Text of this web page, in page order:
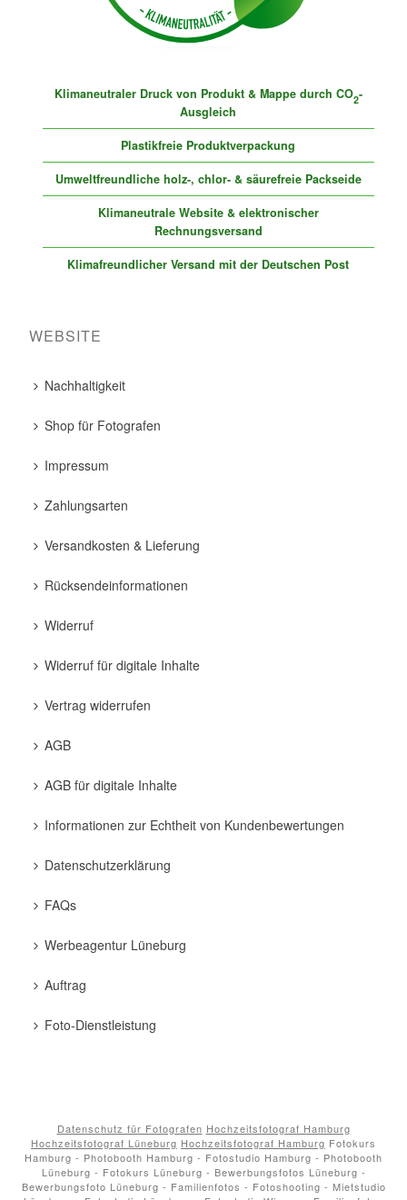
Klimaneutraler Druck von Produkt & Mappe durch CO2-
Ausgleich
Plastikfreie Produktverpackung
Umweltfreundliche holz-, chlor- & säurefreie Packseide
Klimaneutrale Website & elektronischer
Rechnungsversand
Klimafreundlicher Versand mit der Deutschen Post
WEBSITE
Nachhaltigkeit
Shop für Fotografen
Impressum
Zahlungsarten
Versandkosten & Lieferung
Rücksendeinformationen
Widerruf
Widerruf für digitale Inhalte
Vertrag widerrufen
AGB
AGB für digitale Inhalte
Informationen zur Echtheit von Kundenbewertungen
Datenschutzerklärung
FAQs
Werbeagentur Lüneburg
Auftrag
Foto-Dienstleistung
Datenschutz für Fotografen Hochzeitsfotograf Hamburg
Hochzeitsfotograf Lüneburg Hochzeitsfotograf Hamburg Fotokurs
Hamburg - Photobooth Hamburg - Fotostudio Hamburg - Photobooth
Lüneburg - Fotokurs Lüneburg - Bewerbungsfotos Lüneburg -
Bewerbungsfoto Lüneburg - Familienfotos - Fotoshooting - Mietstudio